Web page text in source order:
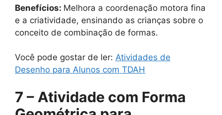
Benefícios: Melhora a coordenação motora fina
e a criatividade, ensinando as crianças sobre o
conceito de combinação de formas.
Você pode gostar de ler: Atividades de
Desenho para Alunos com TDAH
7 – Atividade com Forma